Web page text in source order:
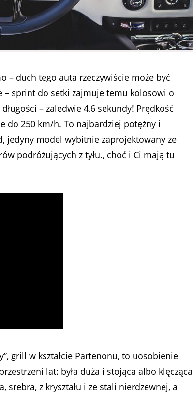
– duch tego auta rzeczywiście może być
– sprint do setki zajmuje temu kolosowi o
– zaledwie 4,6 sekundy! Prędkość
do 250 km/h. To najbardziej potężny i
jedyny model wybitnie zaprojektowany ze
podróżujących z tyłu., choć i Ci mają tu
grill w kształcie Partenonu, to uosobienie
lat: była duża i stojąca albo klęcząca
srebra, z kryształu i ze stali nierdzewnej, a